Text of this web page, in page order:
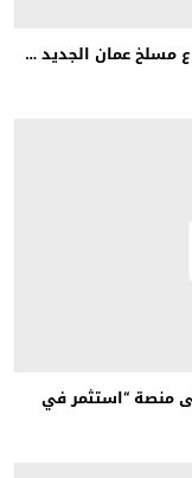
مسلخ عمان الجديد …
منصة “استثمر في